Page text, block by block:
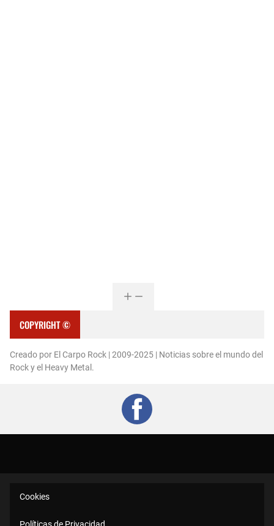
COPYRIGHT ©
Creado por El Carpo Rock | 2009-2025 | Noticias sobre el mundo del
Rock y el Heavy Metal.
Cookies
Políticas de Privacidad